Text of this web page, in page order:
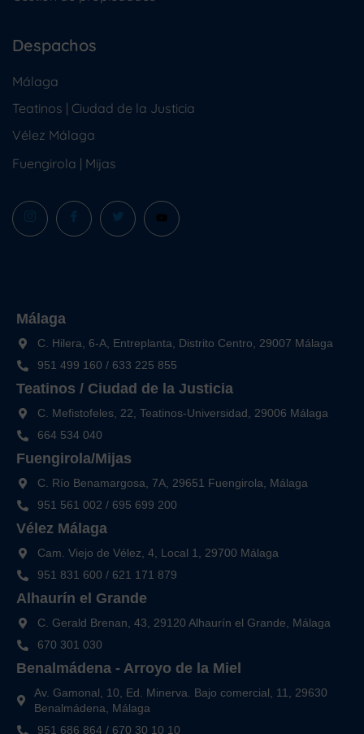
Despachos
Málaga
Teatinos | Ciudad de la Justicia
Vélez Málaga
Fuengirola | Mijas
Málaga
C. Hilera, 6-A, Entreplanta, Distrito Centro, 29007 Málaga
951 499 160 / 633 225 855
Teatinos / Ciudad de la Justicia
C. Mefistofeles, 22, Teatinos-Universidad, 29006 Málaga
664 534 040
Fuengirola/Mijas
C. Río Benamargosa, 7A, 29651 Fuengirola, Málaga
951 561 002 / 695 699 200
Vélez Málaga
Cam. Viejo de Vélez, 4, Local 1, 29700 Málaga
951 831 600 / 621 171 879
Alhaurín el Grande
C. Gerald Brenan, 43, 29120 Alhaurín el Grande, Málaga
670 301 030
Benalmádena - Arroyo de la Miel
Av. Gamonal, 10, Ed. Minerva. Bajo comercial, 11, 29630
Benalmádena, Málaga
951 686 864 / 670 30 10 10